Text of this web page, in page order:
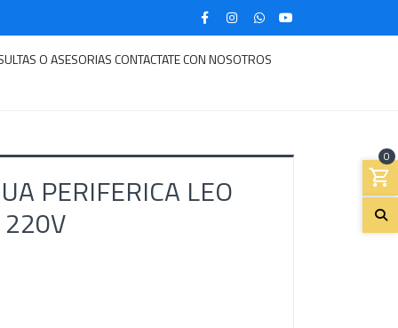
O ASESORIAS CONTACTATE CON NOSOTROS
0
PERIFERICA LEO